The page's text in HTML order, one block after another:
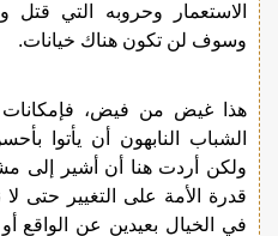
الاستعمار وحروبه التي قتل
وسوف لن تكون هناك خيانات.
هذا غيض من فيض، فإمكانات
الشباب النابهون أن يأتوا
ولكن أردت هنا أن أشير إلى
قدرة الأمة على التغيير حتى
في الخيال بعيدين عن الواقع